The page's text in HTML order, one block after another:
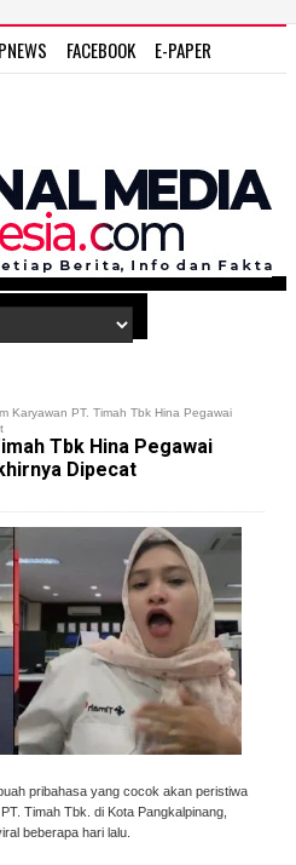
FACEBOOK
E-PAPER
Karyawan PT. Timah Tbk Hina Pegawai
Tbk Hina Pegawai
Dipecat
pribahasa yang cocok akan peristiwa
Timah Tbk. di Kota Pangkalpinang,
beberapa hari lalu.